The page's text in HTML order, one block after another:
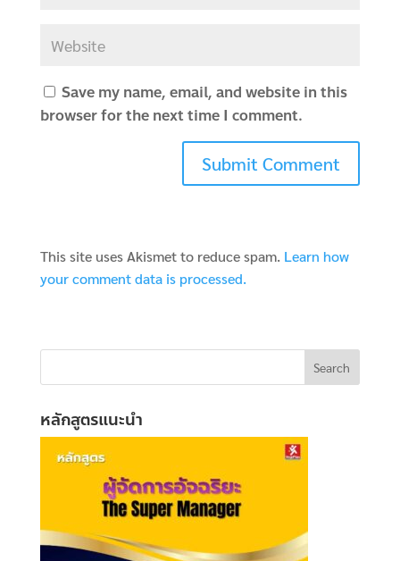
Save my name, email, and website in this
browser for the next time I comment.
This site uses Akismet to reduce spam. Learn how
your comment data is processed.
หลักสูตรแนะนำ